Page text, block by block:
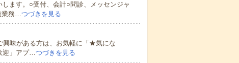
ます。○受付、会計○問診、メッセンジャ
業務…つづきを見る
味がある方は、お気軽に「★気にな
迎」アプ…つづきを見る